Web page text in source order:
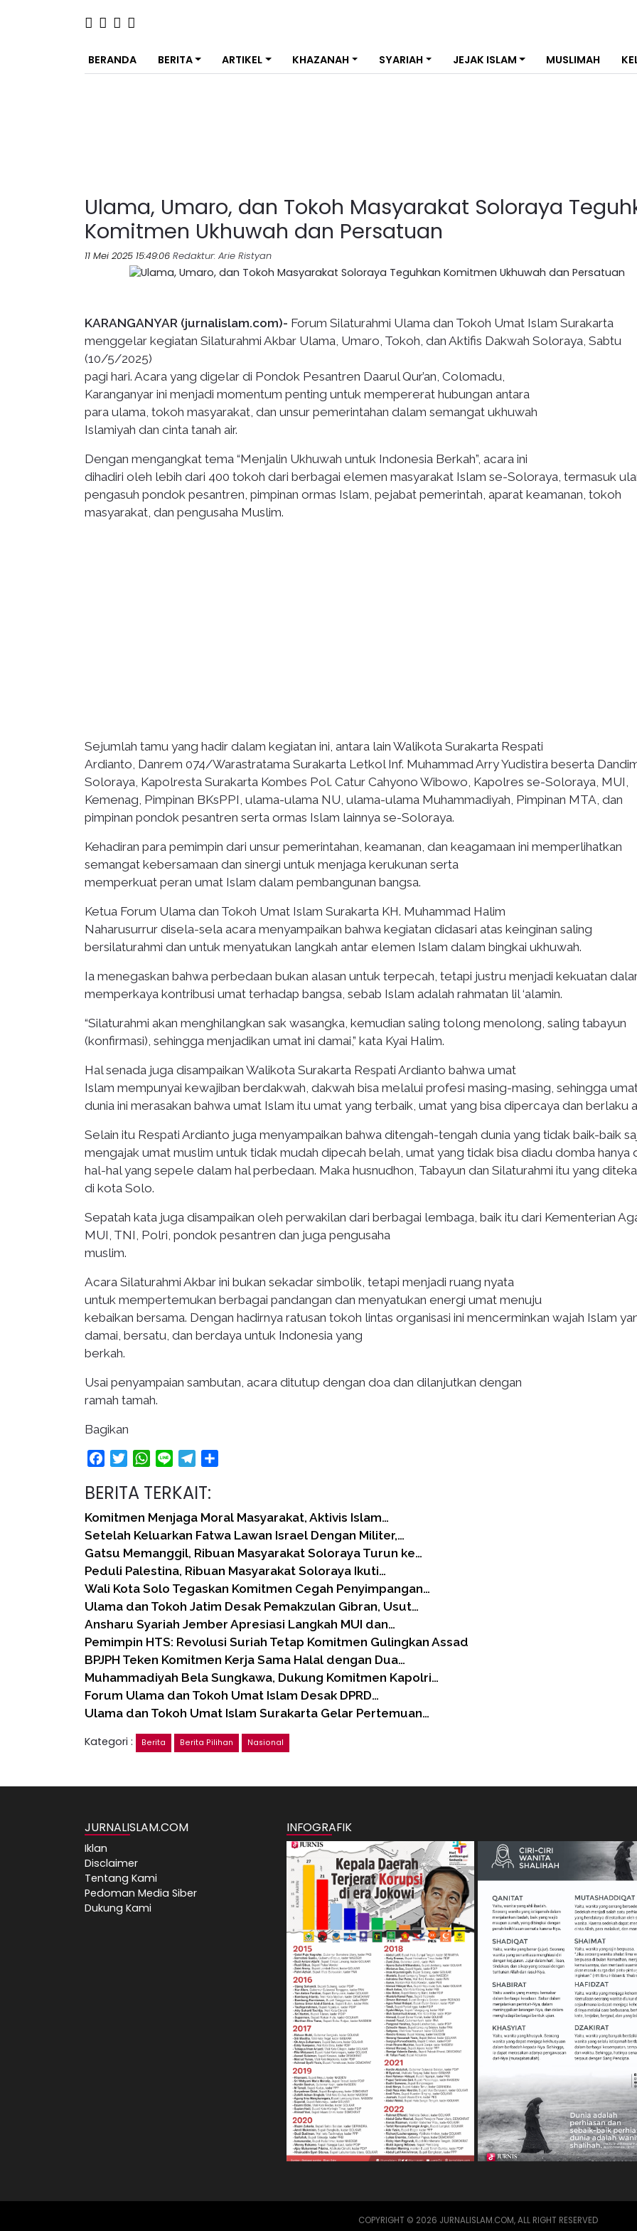
BERANDA BERITA ARTIKEL KHAZANAH SYARIAH JEJAK ISLAM MUSLIMAH
Ulama, Umaro, dan Tokoh Masyarakat Soloraya
Komitmen Ukhuwah dan Persatuan
11 Mei 2025 15:49:06 Redaktur: Arie Ristyan
KARANGANYAR (jurnalislam.com)- Forum Silaturahmi Ulama dan Tokoh Umat Islam Surakarta
menggelar kegiatan Silaturahmi Akbar Ulama, Umaro, Tokoh, dan Aktifis Dakwah Soloraya, Sabtu
(10/5/2025)
pagi hari. Acara yang digelar di Pondok Pesantren Daarul Qur’an, Colomadu,
Karanganyar ini menjadi momentum penting untuk mempererat hubungan antara
para ulama, tokoh masyarakat, dan unsur pemerintahan dalam semangat ukhuwah
Islamiyah dan cinta tanah air.
Dengan mengangkat tema “Menjalin Ukhuwah untuk Indonesia Berkah”, acara ini
dihadiri oleh lebih dari 400 tokoh dari berbagai elemen masyarakat Islam se-Soloraya, termasuk
pengasuh pondok pesantren, pimpinan ormas Islam, pejabat pemerintah, aparat keamanan, tokoh
masyarakat, dan pengusaha Muslim.
Sejumlah tamu yang hadir dalam kegiatan ini, antara lain Walikota Surakarta Respati
Ardianto, Danrem 074/Warastratama Surakarta Letkol Inf. Muhammad Arry Yudistira beserta
Soloraya, Kapolresta Surakarta Kombes Pol. Catur Cahyono Wibowo, Kapolres se-Soloraya, MUI,
Kemenag, Pimpinan BKsPPI, ulama-ulama NU, ulama-ulama Muhammadiyah, Pimpinan MTA, dan
pimpinan pondok pesantren serta ormas Islam lainnya se-Soloraya.
Kehadiran para pemimpin dari unsur pemerintahan, keamanan, dan keagamaan ini memperlihatkan
semangat kebersamaan dan sinergi untuk menjaga kerukunan serta
memperkuat peran umat Islam dalam pembangunan bangsa.
Ketua Forum Ulama dan Tokoh Umat Islam Surakarta KH. Muhammad Halim
Naharusurrur disela-sela acara menyampaikan bahwa kegiatan didasari atas keinginan saling
bersilaturahmi dan untuk menyatukan langkah antar elemen Islam dalam bingkai ukhuwah.
Ia menegaskan bahwa perbedaan bukan alasan untuk terpecah, tetapi justru menjadi kekuatan
memperkaya kontribusi umat terhadap bangsa, sebab Islam adalah rahmatan lil ‘alamin.
“Silaturahmi akan menghilangkan sak wasangka, kemudian saling tolong menolong, saling tabayun
(konfirmasi), sehingga menjadikan umat ini damai,” kata Kyai Halim.
Hal senada juga disampaikan Walikota Surakarta Respati Ardianto bahwa umat
Islam mempunyai kewajiban berdakwah, dakwah bisa melalui profesi masing-masing, sehingga
dunia ini merasakan bahwa umat Islam itu umat yang terbaik, umat yang bisa dipercaya dan berlaku
Selain itu Respati Ardianto juga menyampaikan bahwa ditengah-tengah dunia yang tidak baik-baik
mengajak umat muslim untuk tidak mudah dipecah belah, umat yang tidak bisa diadu domba hanya
hal-hal yang sepele dalam hal perbedaan. Maka husnudhon, Tabayun dan Silaturahmi itu yang
di kota Solo.
Sepatah kata juga disampaikan oleh perwakilan dari berbagai lembaga, baik itu dari Kementerian
MUI, TNI, Polri, pondok pesantren dan juga pengusaha
muslim.
Acara Silaturahmi Akbar ini bukan sekadar simbolik, tetapi menjadi ruang nyata
untuk mempertemukan berbagai pandangan dan menyatukan energi umat menuju
kebaikan bersama. Dengan hadirnya ratusan tokoh lintas organisasi ini mencerminkan wajah Islam
damai, bersatu, dan berdaya untuk Indonesia yang
berkah.
Usai penyampaian sambutan, acara ditutup dengan doa dan dilanjutkan dengan
ramah tamah.
Bagikan
FacebookTwitterWhatsApp
Line Telegram
BERITA TERKAIT:
Komitmen Menjaga Moral Masyarakat, Aktivis Islam…
Setelah Keluarkan Fatwa Lawan Israel Dengan Militer,…
Gatsu Memanggil, Ribuan Masyarakat Soloraya Turun ke…
Peduli Palestina, Ribuan Masyarakat Soloraya Ikuti…
Wali Kota Solo Tegaskan Komitmen Cegah Penyimpangan…
Ulama dan Tokoh Jatim Desak Pemakzulan Gibran, Usut…
Ansharu Syariah Jember Apresiasi Langkah MUI dan…
Pemimpin HTS: Revolusi Suriah Tetap Komitmen Gulingkan Assad
BPJPH Teken Komitmen Kerja Sama Halal dengan Dua…
Muhammadiyah Bela Sungkawa, Dukung Komitmen Kapolri…
Forum Ulama dan Tokoh Umat Islam Desak DPRD…
Ulama dan Tokoh Umat Islam Surakarta Gelar Pertemuan…
Kategori :
Berita Berita Pilihan Nasional
JURNALISLAM.COM
Iklan
Disclaimer
Tentang Kami
Pedoman Media Siber
Dukung Kami
INFOGRAFIK
COPYRIGHT © 2026 JURNALISLAM.COM, ALL RIGHT RESERVED